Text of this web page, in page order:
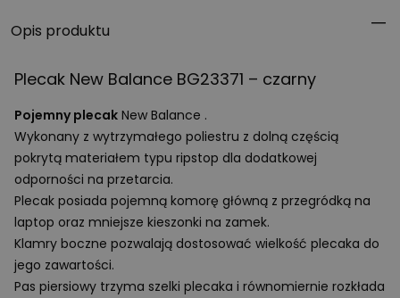
Opis produktu
Plecak New Balance BG23371 – czarny
Pojemny plecak New Balance .
Wykonany z wytrzymałego poliestru z dolną częścią
pokrytą materiałem typu ripstop dla dodatkowej
odporności na przetarcia.
Plecak posiada pojemną komorę główną z przegródką na
laptop oraz mniejsze kieszonki na zamek.
Klamry boczne pozwalają dostosować wielkość plecaka do
jego zawartości.
Pas piersiowy trzyma szelki plecaka i równomiernie rozkłada